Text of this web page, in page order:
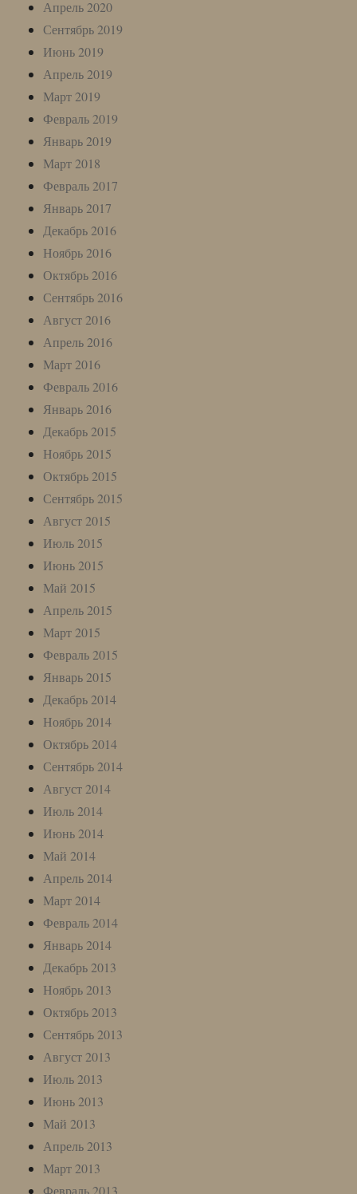
Апрель 2020
Сентябрь 2019
Июнь 2019
Апрель 2019
Март 2019
Февраль 2019
Январь 2019
Март 2018
Февраль 2017
Январь 2017
Декабрь 2016
Ноябрь 2016
Октябрь 2016
Сентябрь 2016
Август 2016
Апрель 2016
Март 2016
Февраль 2016
Январь 2016
Декабрь 2015
Ноябрь 2015
Октябрь 2015
Сентябрь 2015
Август 2015
Июль 2015
Июнь 2015
Май 2015
Апрель 2015
Март 2015
Февраль 2015
Январь 2015
Декабрь 2014
Ноябрь 2014
Октябрь 2014
Сентябрь 2014
Август 2014
Июль 2014
Июнь 2014
Май 2014
Апрель 2014
Март 2014
Февраль 2014
Январь 2014
Декабрь 2013
Ноябрь 2013
Октябрь 2013
Сентябрь 2013
Август 2013
Июль 2013
Июнь 2013
Май 2013
Апрель 2013
Март 2013
Февраль 2013